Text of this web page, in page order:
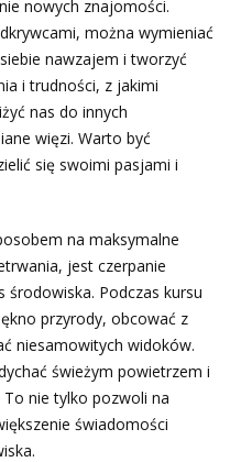
nowych znajomości.
można wymieniać
nawzajem i tworzyć
i trudności, z jakimi
nas do innych
więzi. Warto być
się swoimi pasjami i
na maksymalne
jest czerpanie
Podczas kursu
przyrody, obcować z
niesamowitych widoków.
świeżym powietrzem i
nie tylko pozwoli na
świadomości